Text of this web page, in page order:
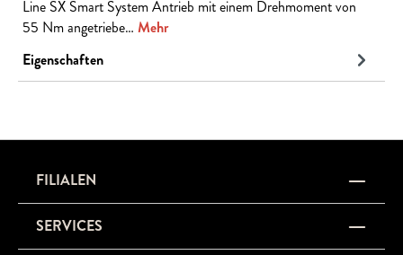
Line SX Smart System Antrieb mit einem Drehmoment von
55 Nm angetriebe… Mehr
Eigenschaften
FILIALEN
SERVICES